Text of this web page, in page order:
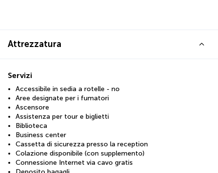
Attrezzatura
Servizi
Accessibile in sedia a rotelle - no
Aree designate per i fumatori
Ascensore
Assistenza per tour e biglietti
Biblioteca
Business center
Cassetta di sicurezza presso la reception
Colazione disponibile (con supplemento)
Connessione Internet via cavo gratis